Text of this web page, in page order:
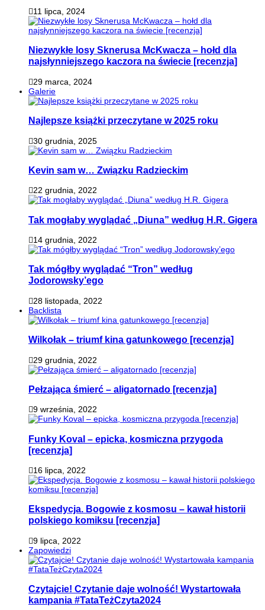
11 lipca, 2024
Niezwykłe losy Sknerusa McKwacza – hołd dla
najsłynniejszego kaczora na świecie [recenzja]
29 marca, 2024
Galerie
Najlepsze książki przeczytane w 2025 roku
30 grudnia, 2025
Kevin sam w… Związku Radzieckim
22 grudnia, 2022
Tak mogłaby wyglądać „Diuna” według H.R. Gigera
14 grudnia, 2022
Tak mógłby wyglądać “Tron” według
Jodorowsky’ego
28 listopada, 2022
Backlista
Wilkołak – triumf kina gatunkowego [recenzja]
29 grudnia, 2022
Pełzająca śmierć – aligatornado [recenzja]
9 września, 2022
Funky Koval – epicka, kosmiczna przygoda
[recenzja]
16 lipca, 2022
Ekspedycja. Bogowie z kosmosu – kawał historii
polskiego komiksu [recenzja]
9 lipca, 2022
Zapowiedzi
Czytajcie! Czytanie daje wolność! Wystartowała
kampania #TataTeżCzyta2024